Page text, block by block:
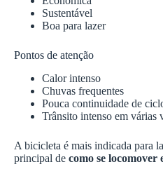
Sustentável
Boa para lazer
Pontos de atenção
Calor intenso
Chuvas frequentes
Pouca continuidade de
Trânsito intenso em várias
A bicicleta é mais indicada para
principal de como se locomover